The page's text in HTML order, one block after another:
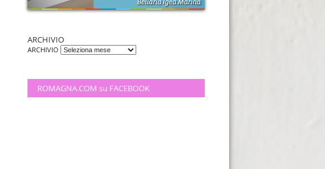
ARCHIVIO
ARCHIVIO
ROMAGNA.COM su FACEBOOK